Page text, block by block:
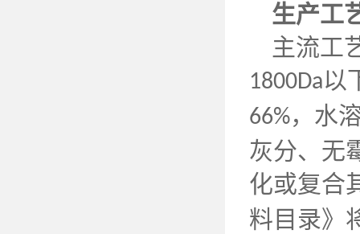
生产工
主流工
1800Da以
66%，水
灰分、无
化或复合
料目录》